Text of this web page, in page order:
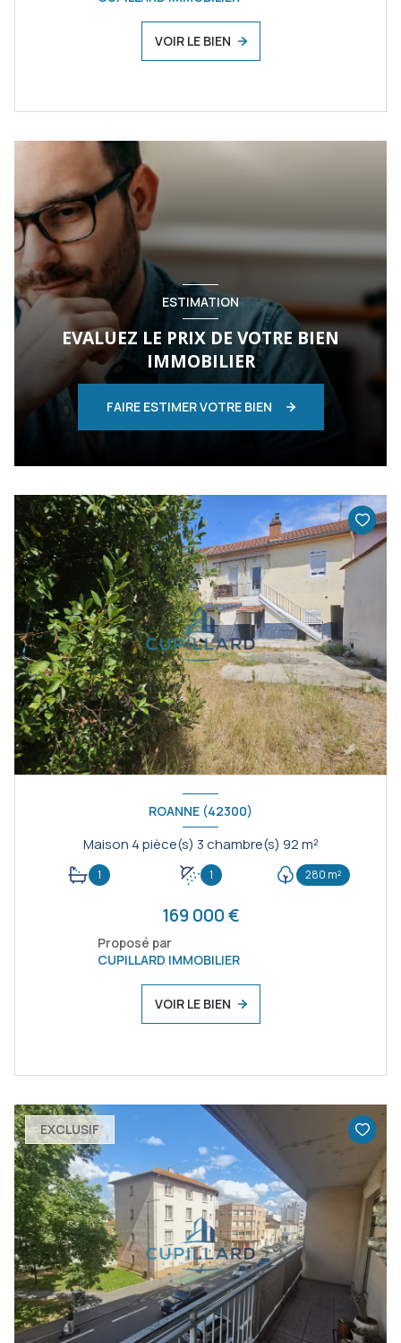
VOIR LE BIEN
ESTIMATION
EVALUEZ LE PRIX DE VOTRE BIEN
IMMOBILIER
FAIRE ESTIMER VOTRE BIEN
ROANNE (42300)
Maison 4 pièce(s) 3 chambre(s) 92 m²
1 1 280 m²
169 000 €
Proposé par
CUPILLARD IMMOBILIER
VOIR LE BIEN
EXCLUSIF